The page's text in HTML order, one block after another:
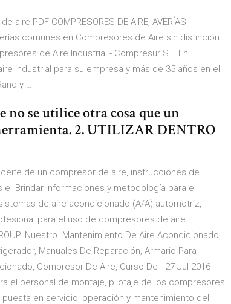
aire.PDF COMPRESORES DE AIRE, AVERÍAS
comunes en Compresores de Aire sin distinción
de Aire Industrial - Compresur S.L En
industrial para su empresa y más de 35 años en el
y …
no se utilice otra cosa que un
2. UTILIZAR DENTRO
de un compresor de aire, instrucciones de
e Brindar informaciones y metodología para el
de aire acondicionado (A/A) automotriz,
para el uso de compresores de aire
Nuestro Mantenimiento De Aire Acondicionado,
Manuales De Reparación, Armario Para
Compresor De Aire, Curso De 27 Jul 2016
el personal de montaje, pilotaje de los compresores
en servicio, operación y mantenimiento del